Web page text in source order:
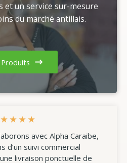
et un service sur-mesure
du marché antillais.
★★★★
avec Alpha Caraibe,
d’un suivi commercial
livraison ponctuelle de